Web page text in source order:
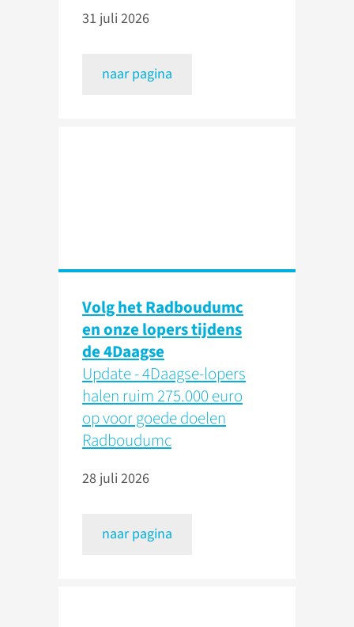
31 juli 2026
naar pagina
Volg het Radboudumc
en onze lopers tijdens
de 4Daagse
Update - 4Daagse-lopers
halen ruim 275.000 euro
op voor goede doelen
Radboudumc
28 juli 2026
naar pagina